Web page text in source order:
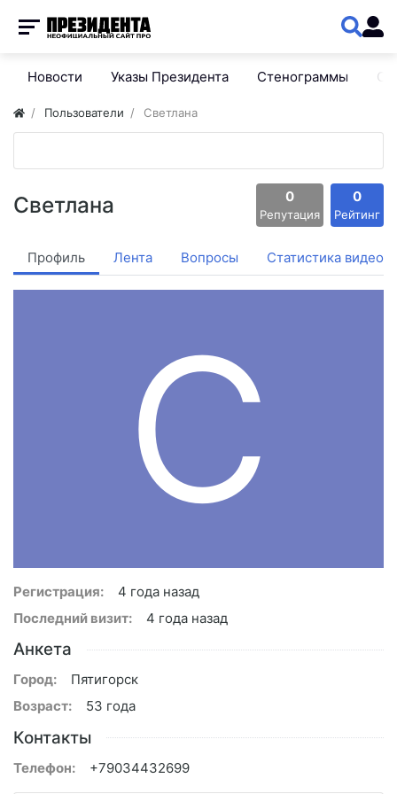
Новости Указы Президента Стенограммы
Пользователи Cветлана
Cветлана 0
Репутация
0
Рейтинг
Профиль Лента Вопросы Статистика видео
C
Регистрация:
4 года назад
Последний визит:
4 года назад
Анкета
Город:
Пятигорск
Возраст:
53 года
Контакты
Телефон: +79034432699